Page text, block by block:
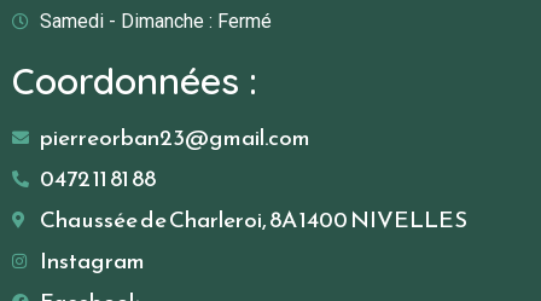
Samedi - Dimanche : Fermé
Coordonnées :
pierreorban23@gmail.com
0472 11 81 88
Chaussée de Charleroi, 8A 1400 NIVELLES
Instagram